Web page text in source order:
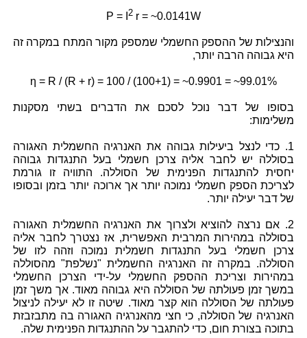
P = I 2 r = ~0.0141W
והנצילות של ההספק החשמלי שמספק מקור המתח במקרה זה
היא גבוהה הרבה יותר,
η = R / (R + r) = 100 / (100+1) = ~0.9901 = ~99.01%
בסופו של דבר נוכל לסכם את הדברים בשתי מסקנות
משלימות:
1. כדי לנצל ביעילות גבוהה את האנרגיה החשמלית האגורה
בסוללה יש לחבר אליה צרכן חשמלי בעל התנגדות גבוהה
יחסית להתנגדות הפנימית של הסוללה. התוויה זו גורמת
לצריכת הספק חשמלי נמוכה יותר אך ארוכה יותר בזמן ובסופו
של דבר יעילה יותר.
2. אם נרצה להוציא ולצרוך את האנרגיה החשמלית האגורה
בסוללה במהירות המרבית האפשרית, אז נצטרך לחבר אליה
צרכן חשמלי בעל התנגדות חשמלית נמוכה וזהה לזו של
הסוללה. במקרה זה האנרגיה החשמלית "נשלפת" מהסוללה
במהירות וצריכת ההספק החשמלי על-ידי הצרכן החשמלי
במשך זמן פעולתה של הסוללה היא גבוהה מאוד. אך משך זמן
פעולתה של הסוללה הוא קצר מאוד. שיטה זו לא יעילה לניצול
האנרגיה של הסוללה, כי חצי מהאנרגיה האגורה בה מתבזבזת
בתוכה בצורת חום, כדי להתגבר על ההתנגדות הפנימית שלה.